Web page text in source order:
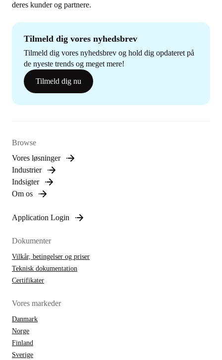
deres kunder og partnere.
Tilmeld dig vores nyhedsbrev
Tilmeld dig vores nyhedsbrev og hold dig opdateret på
de nyeste trends og meget mere!
Tilmeld dig nu
Browse
Vores løsninger
Industrier
Indsigter
Om os
Application Login
Dokumenter
Vilkår, betingelser og priser
Teknisk dokumentation
Certifikater
Vores markeder
Danmark
Norge
Finland
Sverige